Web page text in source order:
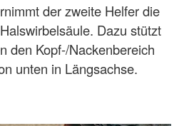
der zweite Helfer die
Dazu stützt
den Kopf-/Nackenbereich
unten in Längsachse.